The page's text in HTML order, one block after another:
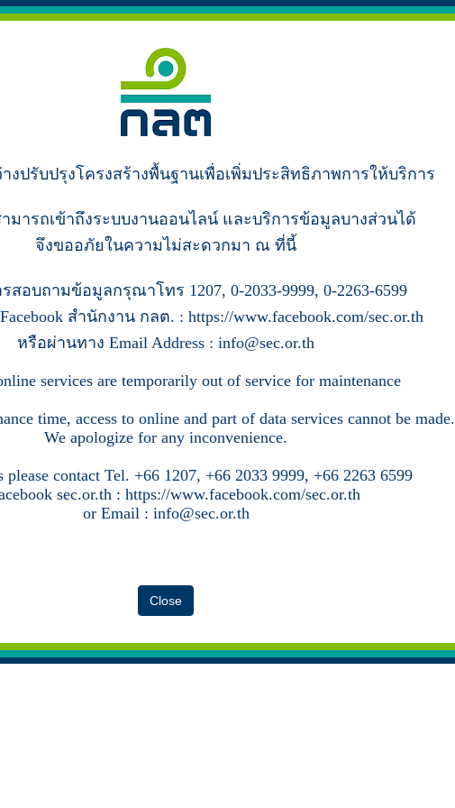
งปรับปรุงโครงสร้างพื้นฐานเพื่อเพิ่มประสิทธิภาพการให้บริการ
มารถเข้าถึงระบบงานออนไลน์ และบริการข้อมูลบางส่วนได้
จึงขออภัยในความไม่สะดวกมา ณ ที่นี้
สอบถามข้อมูลกรุณาโทร 1207, 0-2033-9999, 0-2263-6599
สำนักงาน กลต. : https://www.facebook.com/sec.or.th
หรือผ่านทาง Email Address : info@sec.or.th
services are temporarily out of service for maintenance
time, access to online and part of data services cannot be made.
We apologize for any inconvenience.
please contact Tel. +66 1207, +66 2033 9999, +66 2263 6599
sec.or.th : https://www.facebook.com/sec.or.th
or Email : info@sec.or.th